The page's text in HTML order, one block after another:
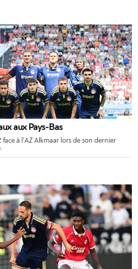
aux Pays-Bas
face à l’AZ Alkmaar lors de son dernier